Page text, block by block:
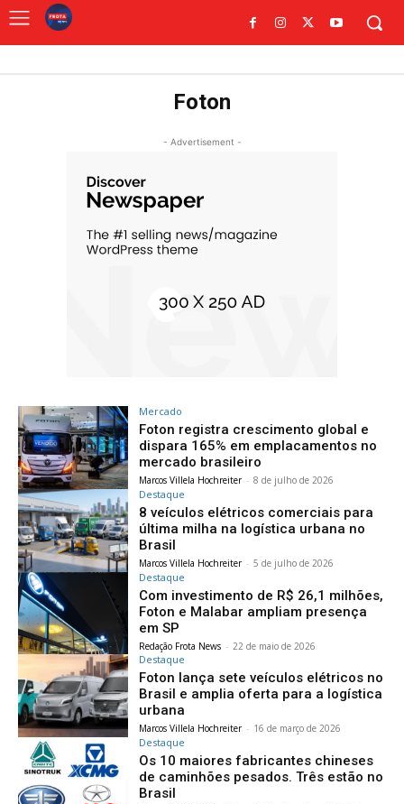
Foton
- Advertisement -
Mercado
Foton registra crescimento global e
dispara 165% em emplacamentos no
mercado brasileiro
Marcos Villela Hochreiter - 8 de julho de 2026
Destaque
8 veículos elétricos comerciais para
última milha na logística urbana no
Brasil
Marcos Villela Hochreiter - 5 de julho de 2026
Destaque
Com investimento de R$ 26,1 milhões,
Foton e Malabar ampliam presença
em SP
Redação Frota News - 22 de maio de 2026
Destaque
Foton lança sete veículos elétricos no
Brasil e amplia oferta para a logística
urbana
Marcos Villela Hochreiter - 16 de março de 2026
Destaque
Os 10 maiores fabricantes chineses
de caminhões pesados. Três estão no
Brasil